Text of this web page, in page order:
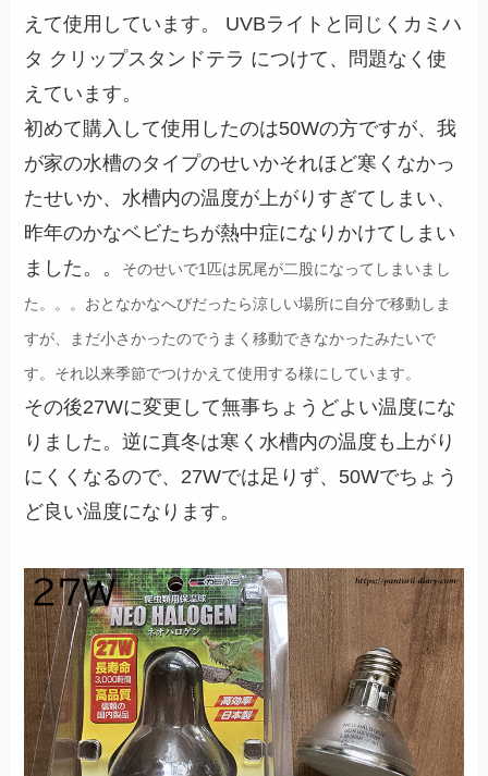
えて使用しています。 UVBライトと同じくカミハ
タ クリップスタンドテラ につけて、問題なく使
えています。
初めて購入して使用したのは50Wの方ですが、我
が家の水槽のタイプのせいかそれほど寒くなかっ
たせいか、水槽内の温度が上がりすぎてしまい、
昨年のかなベビたちが熱中症になりかけてしまい
ました。。
そのせいで1匹は尻尾が二股になってしまいまし
た。。。おとなかなへびだったら涼しい場所に自分で移動しま
すが、まだ小さかったのでうまく移動できなかったみたいで
す。それ以来季節でつけかえて使用する様にしています。
その後27Wに変更して無事ちょうどよい温度にな
りました。逆に真冬は寒く水槽内の温度も上がり
にくくなるので、27Wでは足りず、50Wでちょう
ど良い温度になります。